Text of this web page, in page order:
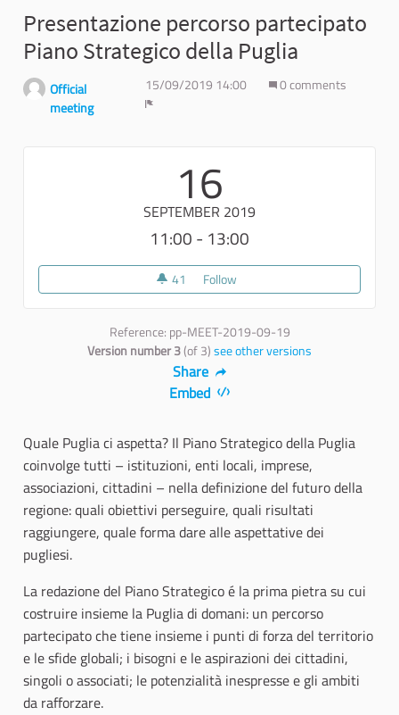
Presentazione percorso partecipato
Piano Strategico della Puglia
Official
meeting
15/09/2019 14:00
0 comments
16
SEPTEMBER 2019
11:00 - 13:00
41 41 followers
Follow
Reference: pp-MEET-2019-09-19
Version number 3(of 3)see other versions
Share
Embed
Quale Puglia ci aspetta? Il Piano Strategico della Puglia
coinvolge tutti – istituzioni, enti locali, imprese,
associazioni, cittadini – nella definizione del futuro della
regione: quali obiettivi perseguire, quali risultati
raggiungere, quale forma dare alle aspettative dei
pugliesi.
La redazione del Piano Strategico é la prima pietra su cui
costruire insieme la Puglia di domani: un percorso
partecipato che tiene insieme i punti di forza del territorio
e le sfide globali; i bisogni e le aspirazioni dei cittadini,
singoli o associati; le potenzialità inespresse e gli ambiti
da rafforzare.